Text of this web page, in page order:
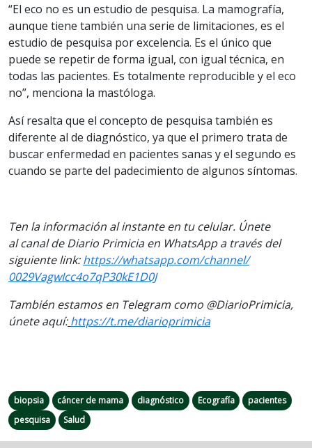
“El eco no es un estudio de pesquisa. La mamografía,
aunque tiene también una serie de limitaciones, es el
estudio de pesquisa por excelencia. Es el único que
puede se repetir de forma igual, con igual técnica, en
todas las pacientes. Es totalmente reproducible y el eco
no”, menciona la mastóloga.
Así resalta que el concepto de pesquisa también es
diferente al de diagnóstico, ya que el primero trata de
buscar enfermedad en pacientes sanas y el segundo es
cuando se parte del padecimiento de algunos síntomas.
Ten la información al instante en tu celular. Únete
alcanalde Diario Primicia en WhatsApp a través del
siguiente link:https://whatsapp.com/channel/
0029VagwIcc4o7qP30kE1D0J
También estamos en Telegram como @DiarioPrimicia,
únete aquí: https://t.me/diarioprimicia
biopsia cáncer de mama diagnóstico Ecografía
pacientes
pesquisa
Salud